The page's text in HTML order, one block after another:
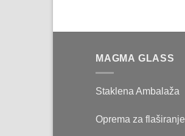
MAGMA GLASS
Staklena Ambalaža
Oprema za flaširanje